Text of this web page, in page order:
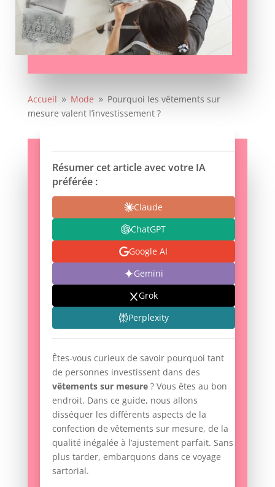
Accueil 9 Mode 9 Pourquoi les vêtements sur
mesure valent l’investissement ?
Résumer cet article avec votre IA
préférée :
Claude
ChatGPT
Google AI
Gemini
Grok
Perplexity
Êtes-vous curieux de savoir pourquoi tant
de personnes investissent dans des
vêtements sur mesure? Vous êtes au bon
endroit. Dans ce guide, nous allons
disséquer les différents aspects de la
confection de vêtements sur mesure, de la
qualité inégalée à l’ajustement parfait. Sans
plus tarder, embarquons dans ce voyage
sartorial.